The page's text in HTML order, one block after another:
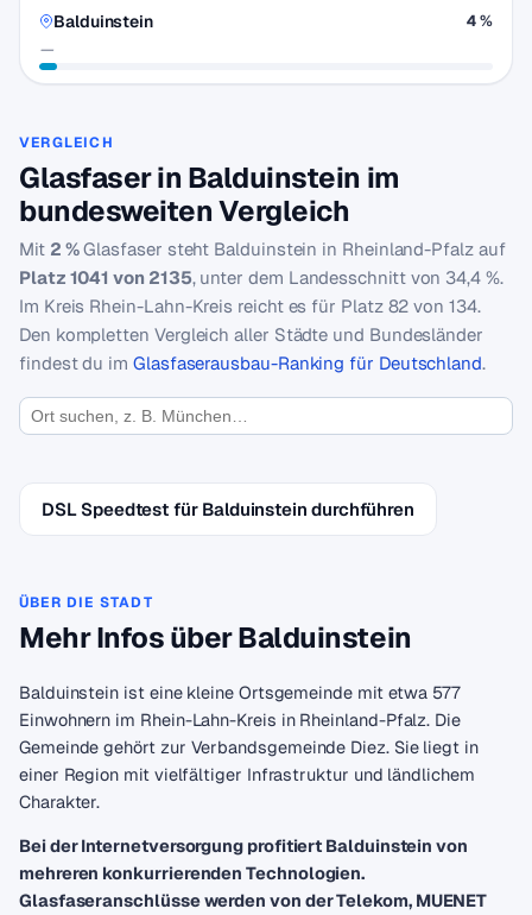
Balduinstein
—
4 %
VERGLEICH
Glasfaser in Balduinstein im
bundesweiten Vergleich
Mit 2 %Glasfaser steht Balduinstein in Rheinland-Pfalz auf
Platz 1041 von 2135, unter dem Landesschnitt von 34,4 %.
Im Kreis Rhein-Lahn-Kreis reicht es für Platz 82 von 134.
Den kompletten Vergleich aller Städte und Bundesländer
findest du im Glasfaserausbau-Ranking für Deutschland.
DSL Speedtest für Balduinstein durchführen
ÜBER DIE STADT
Mehr Infos über Balduinstein
Balduinstein ist eine kleine Ortsgemeinde mit etwa 577
Einwohnern im Rhein-Lahn-Kreis in Rheinland-Pfalz. Die
Gemeinde gehört zur Verbandsgemeinde Diez. Sie liegt in
einer Region mit vielfältiger Infrastruktur und ländlichem
Charakter.
Bei der Internetversorgung profitiert Balduinstein von
mehreren konkurrierenden Technologien.
Glasfaseranschlüsse werden von der Telekom, MUENET